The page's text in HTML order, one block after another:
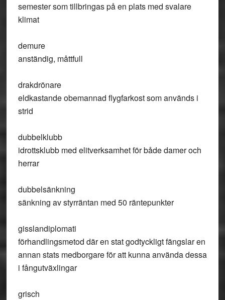
semester som tillbringas på en plats med svalare
klimat
demure
anständig, måttfull
drakdrönare
eldkastande obemannad flygfarkost som används i
strid
dubbelklubb
idrottsklubb med elitverksamhet för både damer och
herrar
dubbelsänkning
sänkning av styrräntan med 50 räntepunkter
gisslandiplomati
förhandlingsmetod där en stat godtyckligt fängslar en
annan stats medborgare för att kunna använda dessa
i fångutväxlingar
grisch